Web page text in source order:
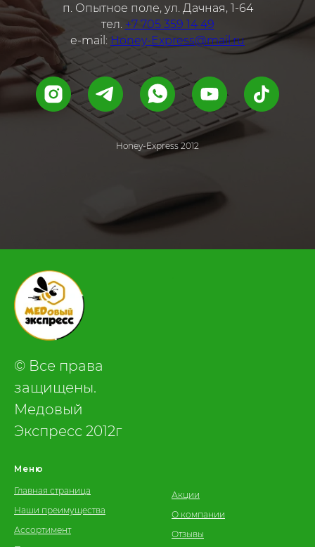
п. Опытное поле, ул. Дачная, 1-64
тел. +7 705 359 14 49
e-mail: Honey-Express@mail.ru
Honey-Express 2012
© Все права
защищены.
Медовый
Экспресс 2012г
Меню
Главная страница
Наши преимущества
Ассортимент
Акции
О компании
Отзывы